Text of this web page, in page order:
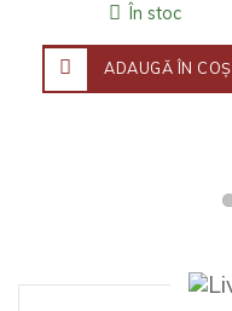
În stoc
ADAUGĂ ÎN COŞ